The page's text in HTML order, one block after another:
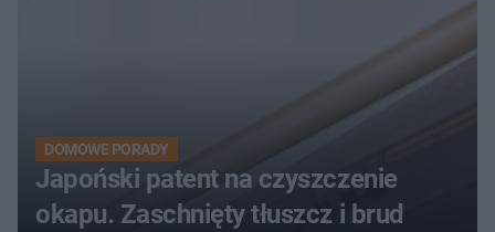
DOMOWE PORADY
Japoński patent na czyszczenie
okapu. Zaschnięty tłuszcz i brud